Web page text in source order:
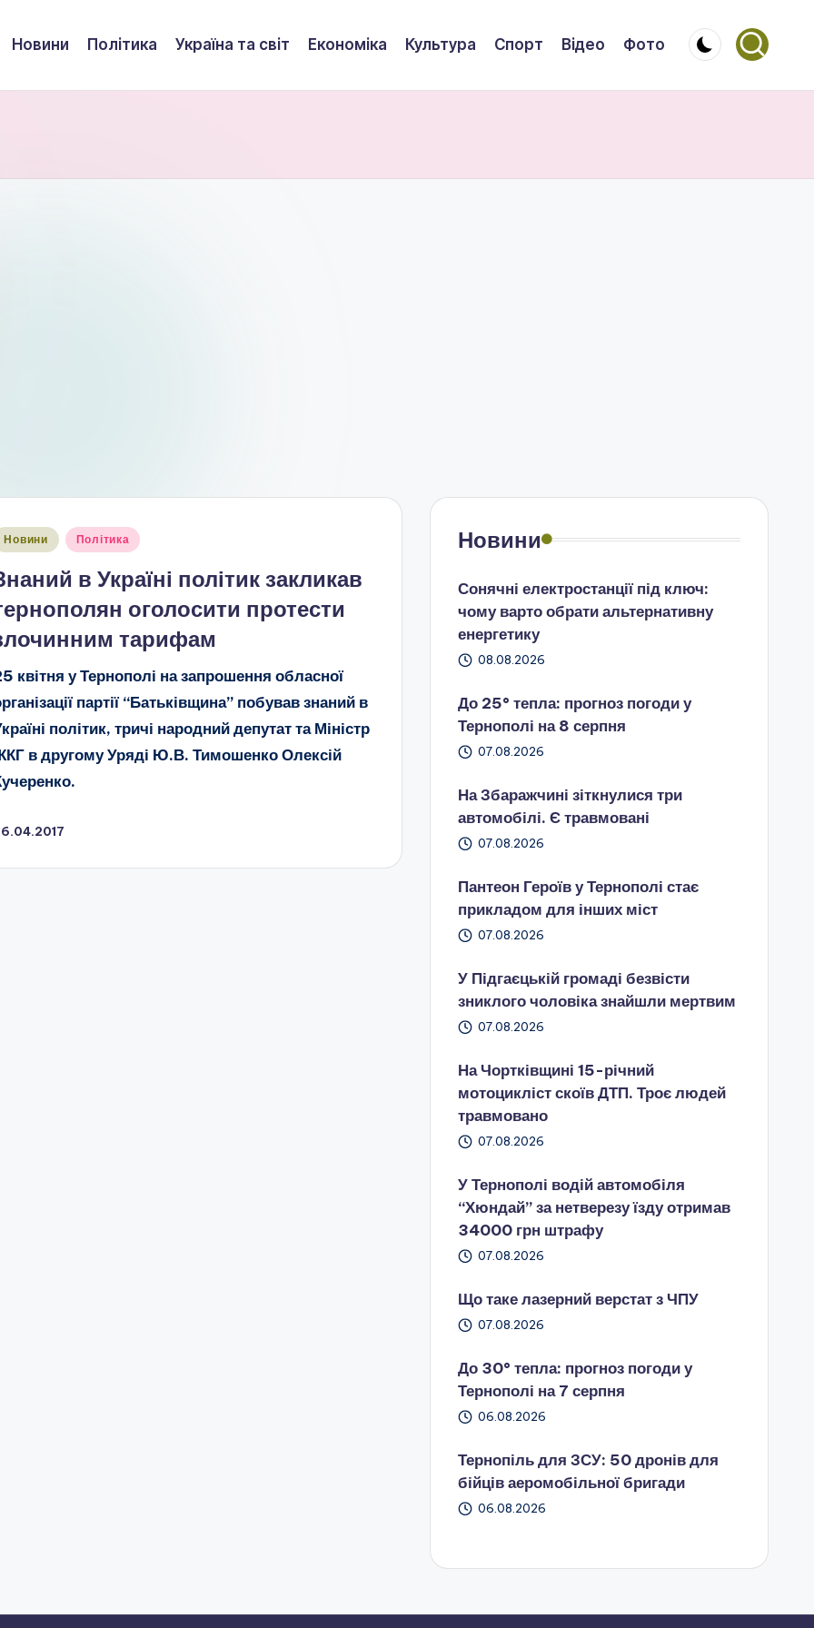
Новини Політика Україна та світ Економіка Культура Спорт Відео Фото
Новини Політика
в Україні політик закликав
оголосити протести
тарифам
квітня у Тернополі на запрошення обласної
партії “Батьківщина” побував знаний в
політик, тричі народний депутат та Міністр
в другому Уряді Ю.В. Тимошенко Олексій
Новини
Сонячні електростанції під ключ:
чому варто обрати альтернативну
енергетику
08.08.2026
До 25° тепла: прогноз погоди у
Тернополі на 8 серпня
07.08.2026
На Збаражчині зіткнулися три
автомобілі. Є травмовані
07.08.2026
Пантеон Героїв у Тернополі стає
прикладом для інших міст
07.08.2026
У Підгаєцькій громаді безвісти
зниклого чоловіка знайшли мертвим
07.08.2026
На Чортківщині 15-річний
мотоцикліст скоїв ДТП. Троє людей
травмовано
07.08.2026
У Тернополі водій автомобіля
“Хюндай” за нетверезу їзду отримав
34000 грн штрафу
07.08.2026
Що таке лазерний верстат з ЧПУ
07.08.2026
До 30° тепла: прогноз погоди у
Тернополі на 7 серпня
06.08.2026
Тернопіль для ЗСУ: 50 дронів для
бійців аеромобільної бригади
06.08.2026